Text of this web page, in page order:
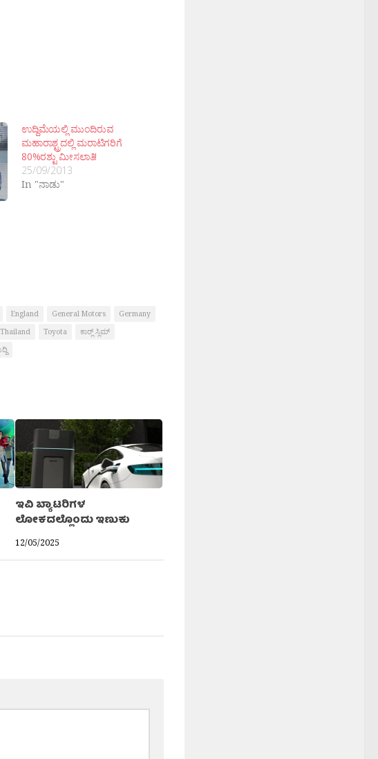
ಉದ್ದಿಮೆಯಲ್ಲಿ ಮುಂದಿರುವ
ಮಹಾರಾಶ್ಟ್ರದಲ್ಲಿ ಮರಾಟಿಗರಿಗೆ
80%ರಶ್ಟು ಮೀಸಲಾತಿ!
25/09/2013
In "ನಾಡು"
England General Motors
Germany
Thailand Toyota
ಕಾರ‍್ಲ್ ಸ್ಲಿಮ್
ಇವಿ ಬ್ಯಾಟರಿಗಳ
ಲೋಕದಲ್ಲೊಂದು ಇಣುಕು
12/05/2025